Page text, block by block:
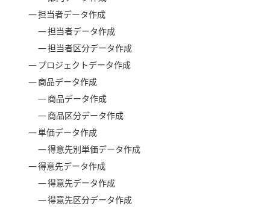
担当者データ作成
担当者データ作成
担当者区分データ作成
プロジェクトデータ作成
商品データ作成
商品データ作成
商品区分データ作成
単価データ作成
得意先別単価データ作成
得意先データ作成
得意先データ作成
得意先区分データ作成